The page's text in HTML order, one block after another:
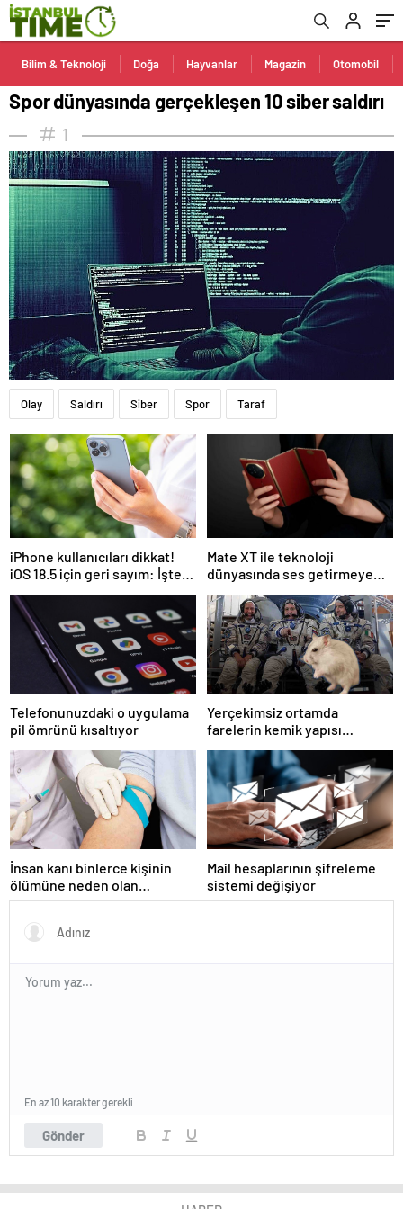
Bilim & Teknoloji Doğa Hayvanlar Magazin Otomobil
Spor dünyasında gerçekleşen 10 siber saldırı
1
Olay Saldırı Siber Spor Taraf
iPhone kullanıcıları dikkat!
iOS 18.5 için geri sayım: İşte
tüm detaylar…
Mate XT ile teknoloji
dünyasında ses getirmeye
devam ediyor
Telefonunuzdaki o uygulama
pil ömrünü kısaltıyor
Yerçekimsiz ortamda
farelerin kemik yapısı
incelendi: Sonuçlar
korkutucu, peki astronotları
neler bekliyor?
İnsan kanı binlerce kişinin
ölümüne neden olan
hastalıkta ilaç olarak
Mail hesaplarının şifreleme
sistemi değişiyor
Gönder
En az 10 karakter gerekli